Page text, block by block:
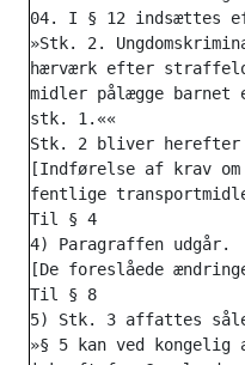
04. I § 12 indsættes
»Stk. 2.
hærværk efter
midler pålægge
stk. 1.««
Stk. 2 bliver
[Indførelse af krav
fentlige
Til § 4
4) Paragraffen udgår.
[De foreslåede
Til § 8
5) Stk. 3 affattes
»§ 5 kan ved